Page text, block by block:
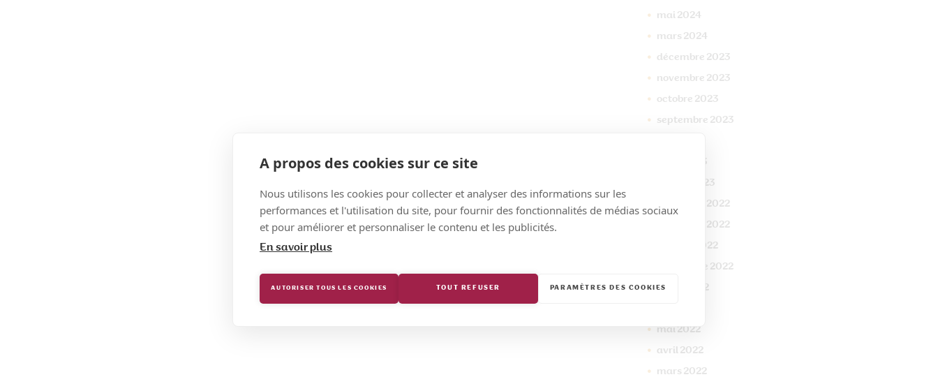
A propos des cookies sur ce site
Nous utilisons les cookies pour collecter et analyser des informations sur les
performances et l'utilisation du site, pour fournir des fonctionnalités de médias sociaux
et pour améliorer et personnaliser le contenu et les publicités.
En savoir plus
AUTORISER TOUS LES COOKIES TOUT REFUSER PARAMÈTRES DES COOKIES
mai 2024
mars 2024
décembre 2023
novembre 2023
octobre 2023
septembre 2023
2023
2023
2022
2022
2022
septembre 2022
juillet 2022
mai 2022
avril 2022
mars 2022